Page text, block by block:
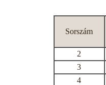
Sorszám
2
3
4